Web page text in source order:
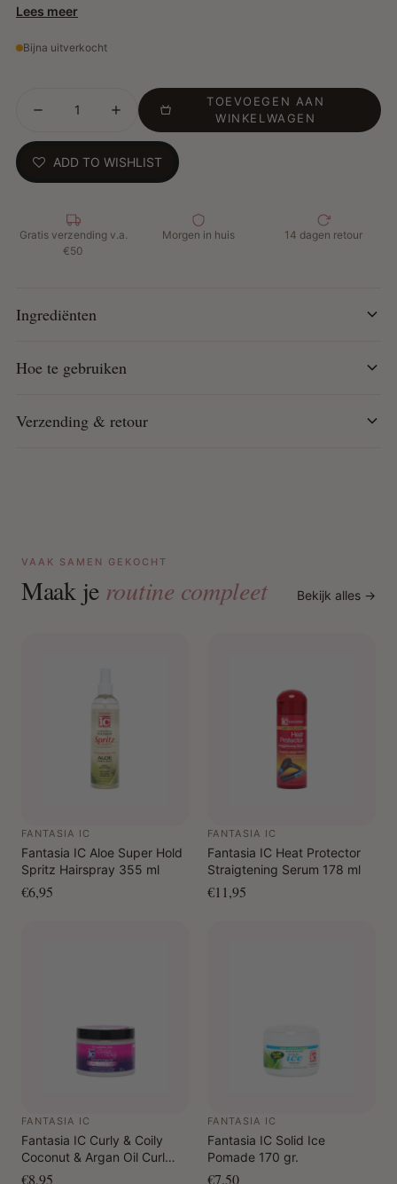
Belangrijskte kenmerken:
hydrateren
Anti-breuk formule beschermt tegen hitteschade en
chemische behandelingen
Herstelt en versterkt het haar, terwijl het een prachtige
glans toevoegt
haaruitval te verminderen
Ideaal voor dagelijks gebruik als verzorging of
Op droog haar: Verdeel een kleine hoeveelheid
Als hoofdhuidolie: Masseer zachtjes in op een droge,
Lees meer
Bijna uitverkocht
TOEVOEGEN AAN
WINKELWAGEN
ADD TO WISHLIST
Gratis verzending v.a.
€50
Morgen in huis 14 dagen retour
Ingrediënten
Hoe te gebruiken
Verzending & retour
VAAK SAMEN GEKOCHT
Maak je routine compleet Bekijk alles →
FANTASIA IC
Fantasia IC Aloe Super Hold
Spritz Hairspray 355 ml
€6,95
FANTASIA IC
Fantasia IC Heat Protector
Straigtening Serum 178 ml
€11,95
FANTASIA IC
Fantasia IC Curly & Coily
Coconut & Argan Oil Curl
Custard 340 gr.
€8,95
FANTASIA IC
Fantasia IC Solid Ice
Pomade 170 gr.
€7,50